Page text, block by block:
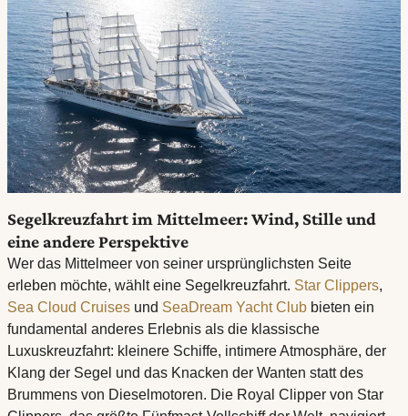
Segelkreuzfahrt im Mittelmeer: Wind, Stille und
eine andere Perspektive
Wer das Mittelmeer von seiner ursprünglichsten Seite
erleben möchte, wählt eine Segelkreuzfahrt. Star Clippers,
Sea Cloud Cruises und SeaDream Yacht Club bieten ein
fundamental anderes Erlebnis als die klassische
Luxuskreuzfahrt: kleinere Schiffe, intimere Atmosphäre, der
Klang der Segel und das Knacken der Wanten statt des
Brummens von Dieselmotoren. Die Royal Clipper von Star